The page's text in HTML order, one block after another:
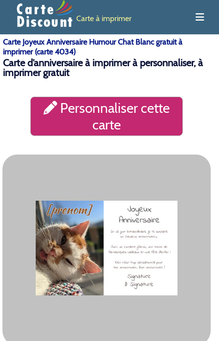
Carte à imprimer
Carte Joyeux Anniversaire Humour Chat Blanc gratuit à
imprimer (carte 4034)
Carte d’anniversaire à imprimer à personnaliser, à
imprimer gratuit
Personnaliser cette
carte